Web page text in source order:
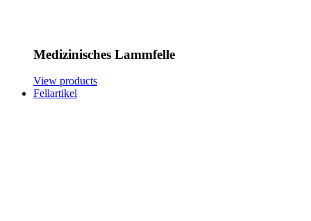
Medizinisches Lammfelle
View products
Fellartikel